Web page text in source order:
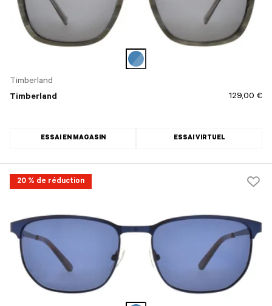
Timberland
Timberland
129,00 €
ESSAI EN MAGASIN ESSAI VIRTUEL
20 % de réduction